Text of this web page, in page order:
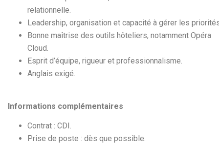
relationnelle.
Leadership, organisation et capacité à gérer les
Bonne maîtrise des outils hôteliers, notamment Opéra
Cloud.
Esprit d’équipe, rigueur et professionnalisme.
Anglais exigé.
Informations complémentaires
Contrat : CDI.
Prise de poste : dès que possible.